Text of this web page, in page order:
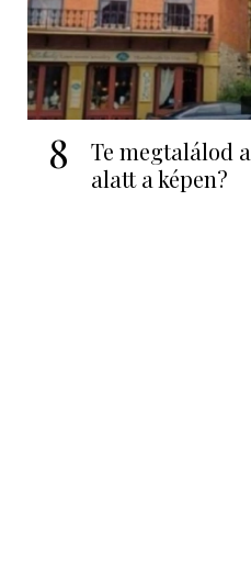
8
Te megtalálod
alatt a képen?